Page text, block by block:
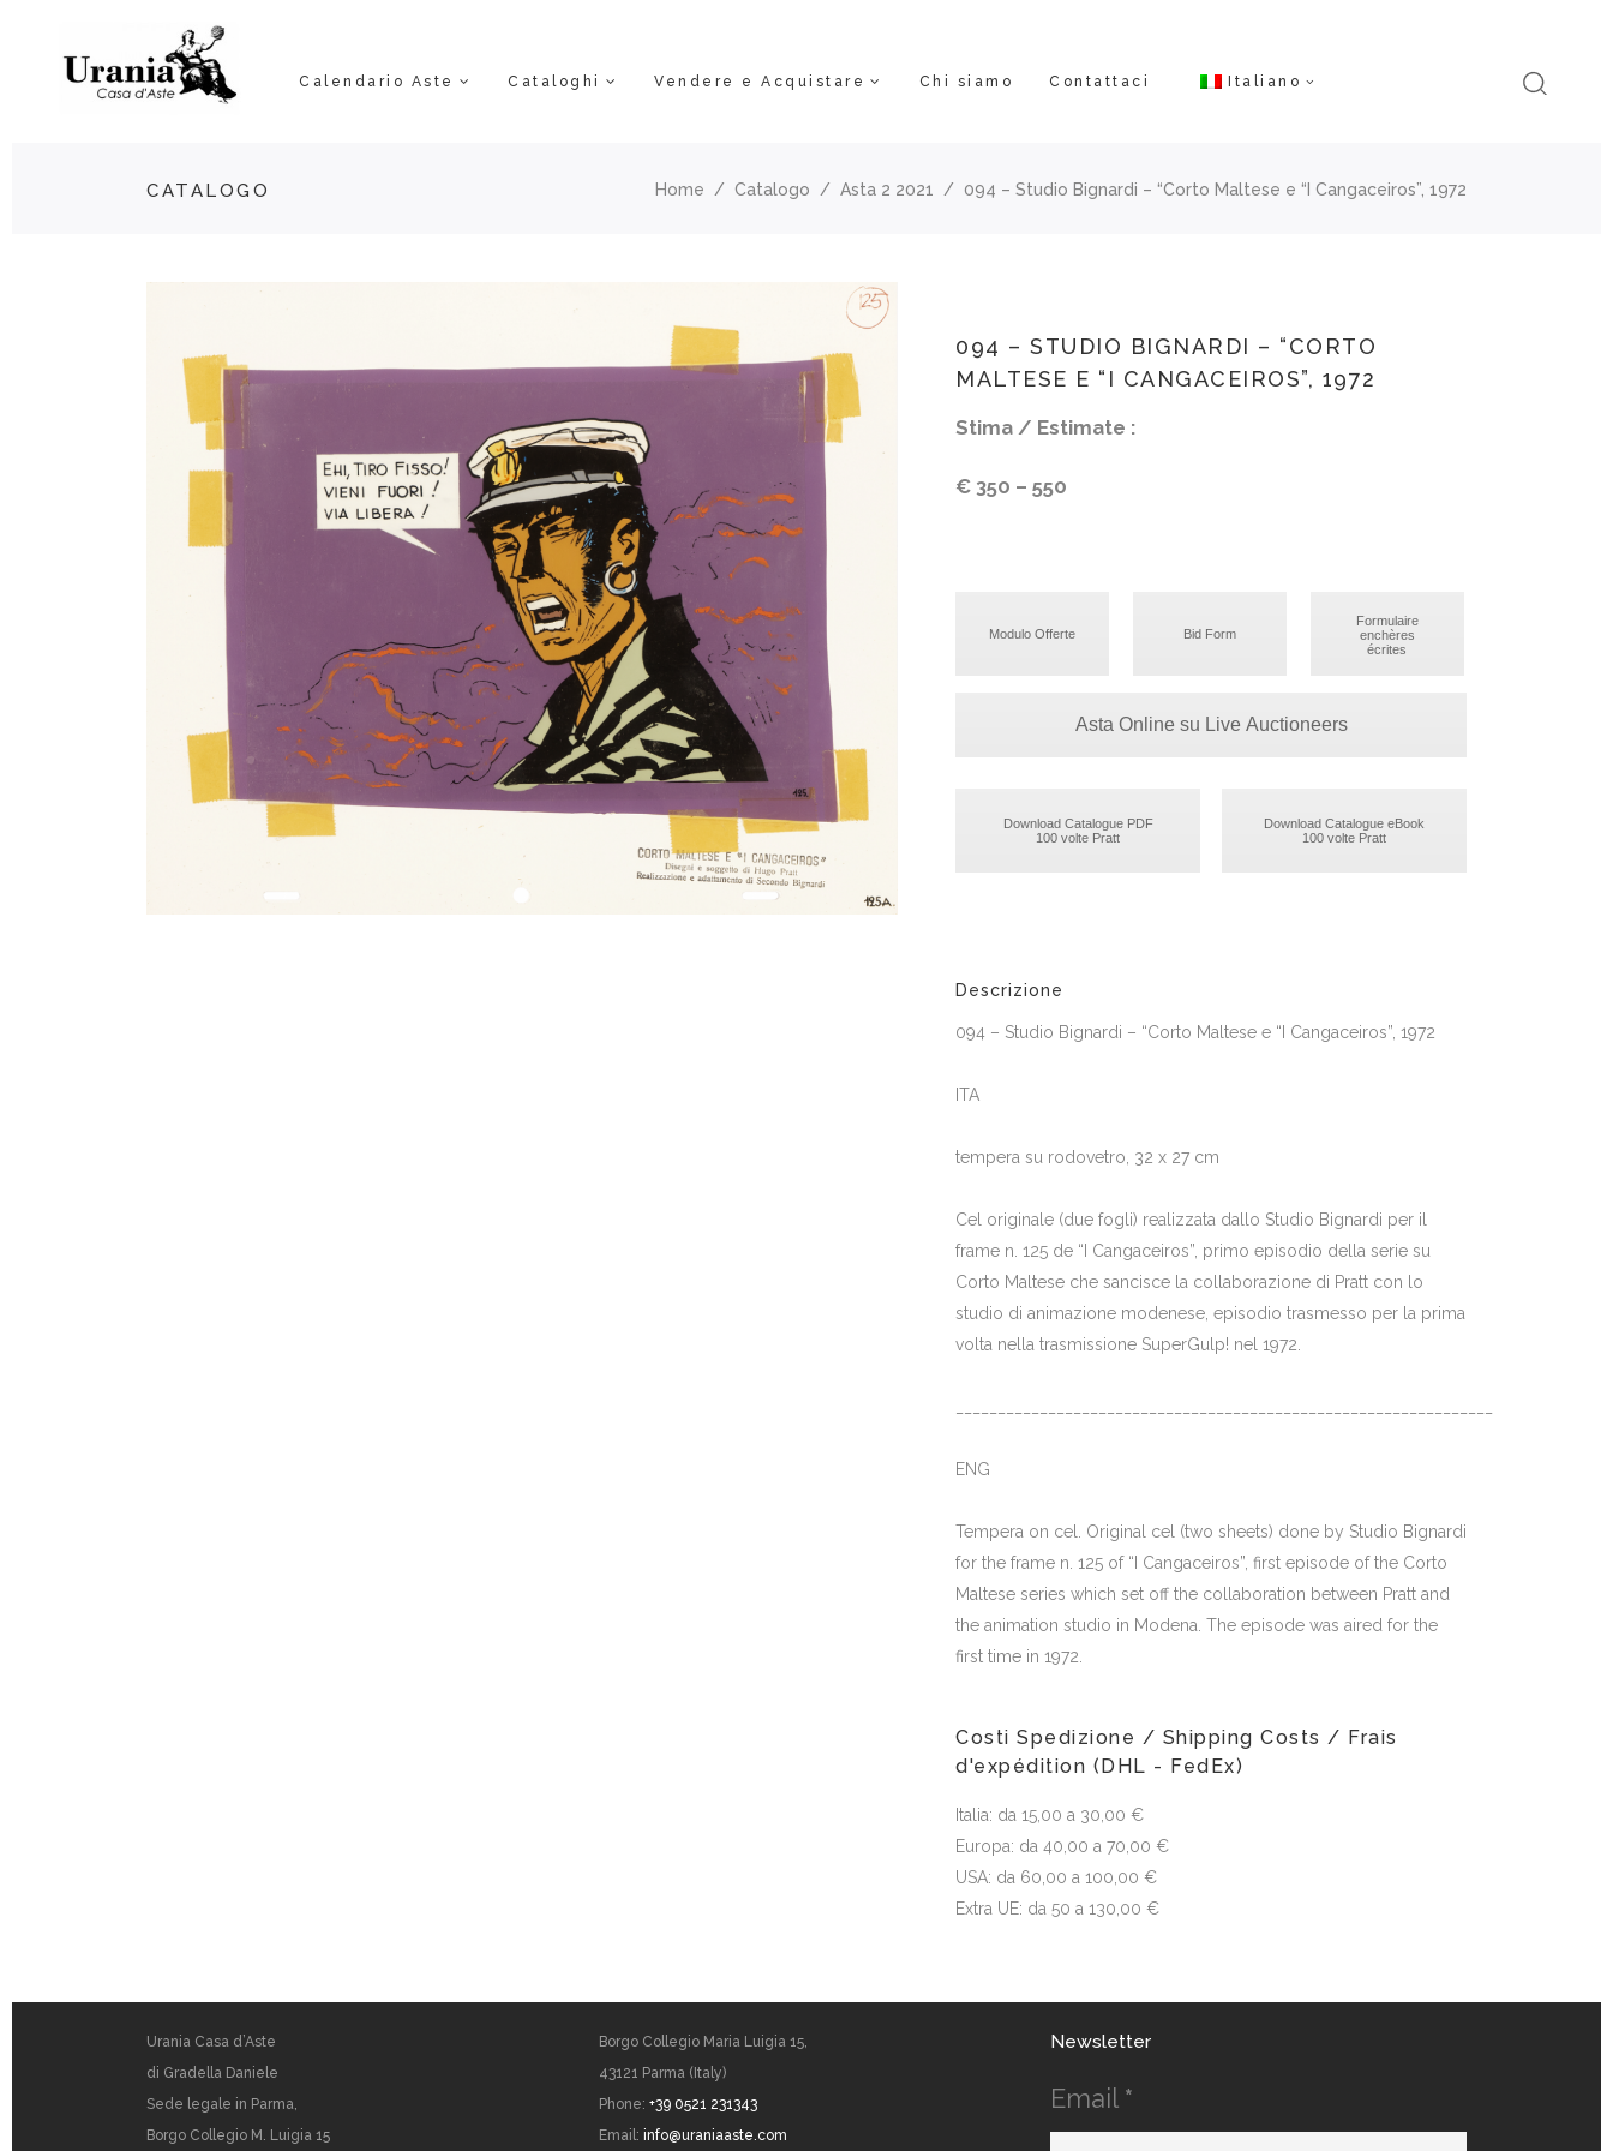
Calendario Aste Cataloghi Vendere e Acquistare Chi siamo Contattaci Italiano
CATALOGO Home / Catalogo / Asta 2 2021 / 094 – Studio Bignardi – “Corto Maltese e “I Cangaceiros”, 1972
094 – STUDIO BIGNARDI – “CORTO
MALTESE E “I CANGACEIROS”, 1972
Stima / Estimate :
€ 350 – 550
Modulo Offerte Bid Form
Formulaire
enchères
écrites
Asta Online su Live Auctioneers
Download Catalogue PDF
100 volte Pratt
Download Catalogue eBook
100 volte Pratt
Descrizione
094 – Studio Bignardi – “Corto Maltese e “I Cangaceiros”, 1972
ITA
tempera su rodovetro, 32 x 27 cm
Cel originale (due fogli) realizzata dallo Studio Bignardi per il
frame n. 125 de “I Cangaceiros”, primo episodio della serie su
Corto Maltese che sancisce la collaborazione di Pratt con lo
studio di animazione modenese, episodio trasmesso per la prima
volta nella trasmissione SuperGulp! nel 1972.
ENG
Tempera on cel. Original cel (two sheets) done by Studio Bignardi
for the frame n. 125 of “I Cangaceiros”, first episode of the Corto
Maltese series which set off the collaboration between Pratt and
the animation studio in Modena. The episode was aired for the
first time in 1972.
Costi Spedizione / Shipping Costs / Frais
d'expédition (DHL - FedEx)
Italia: da 15,00 a 30,00 €
Europa: da 40,00 a 70,00 €
USA: da 60,00 a 100,00 €
Extra UE: da 50 a 130,00 €
Urania Casa d’Aste
di Gradella Daniele
Sede legale in Parma,
Borgo Collegio M. Luigia 15
Borgo Collegio Maria Luigia 15,
43121 Parma (Italy)
Phone: +39 0521 231343
Email: info@uraniaaste.com
Newsletter
Email *